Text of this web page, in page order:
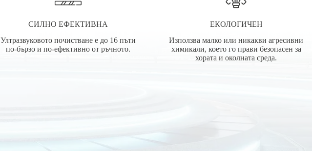
СИЛНО ЕФЕКТИВНА
Ултразвуковото почистване е до 16 пъти
по-бързо и по-ефективно от ръчното.
ЕКОЛОГИЧЕН
Използва малко или никакви агресивни
химикали, което го прави безопасен за
хората и околната среда.